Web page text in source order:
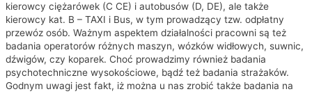
kierowcy ciężarówek (C CE) i autobusów (D, DE), ale także
kierowcy kat. B – TAXI i Bus, w tym prowadzący tzw. odpłatny
przewóz osób. Ważnym aspektem działalności pracowni są też
badania operatorów różnych maszyn, wózków widłowych, suwnic,
dźwigów, czy koparek. Choć prowadzimy również badania
psychotechniczne wysokościowe, bądź też badania strażaków.
Godnym uwagi jest fakt, iż można u nas zrobić także badania na